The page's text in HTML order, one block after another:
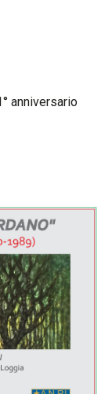
anniversario